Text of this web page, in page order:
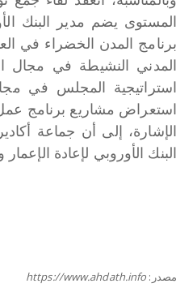
المستوى يضم مدير البنك
برنامج المدن الخضراء في
المدني النشيطة في مجال
استراتيجية المجلس في
استعراض مشاريع برنامج عمل الجماعة للفترة 2022-2027، والتي
الإشارة، إلى أن جماعة
البنك الأوروبي لإعادة الإعمار
مصدر: https://www.ahdath.info